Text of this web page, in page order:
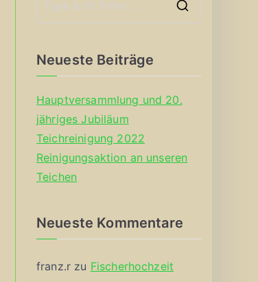
Neueste Beiträge
Hauptversammlung und 20.
jähriges Jubiläum
Teichreinigung 2022
Reinigungsaktion an unseren
Teichen
Neueste Kommentare
franz.r zu Fischerhochzeit